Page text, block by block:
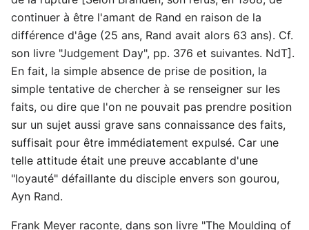
continuer à être l'amant de Rand en raison de la
différence d'âge (25 ans, Rand avait alors 63 ans). Cf.
son livre "Judgement Day", pp. 376 et suivantes. NdT].
En fait, la simple absence de prise de position, la
simple tentative de chercher à se renseigner sur les
faits, ou dire que l'on ne pouvait pas prendre position
sur un sujet aussi grave sans connaissance des faits,
suffisait pour être immédiatement expulsé. Car une
telle attitude était une preuve accablante d'une
"loyauté" défaillante du disciple envers son gourou,
Ayn Rand.
Frank Meyer raconte, dans son livre "The Moulding of